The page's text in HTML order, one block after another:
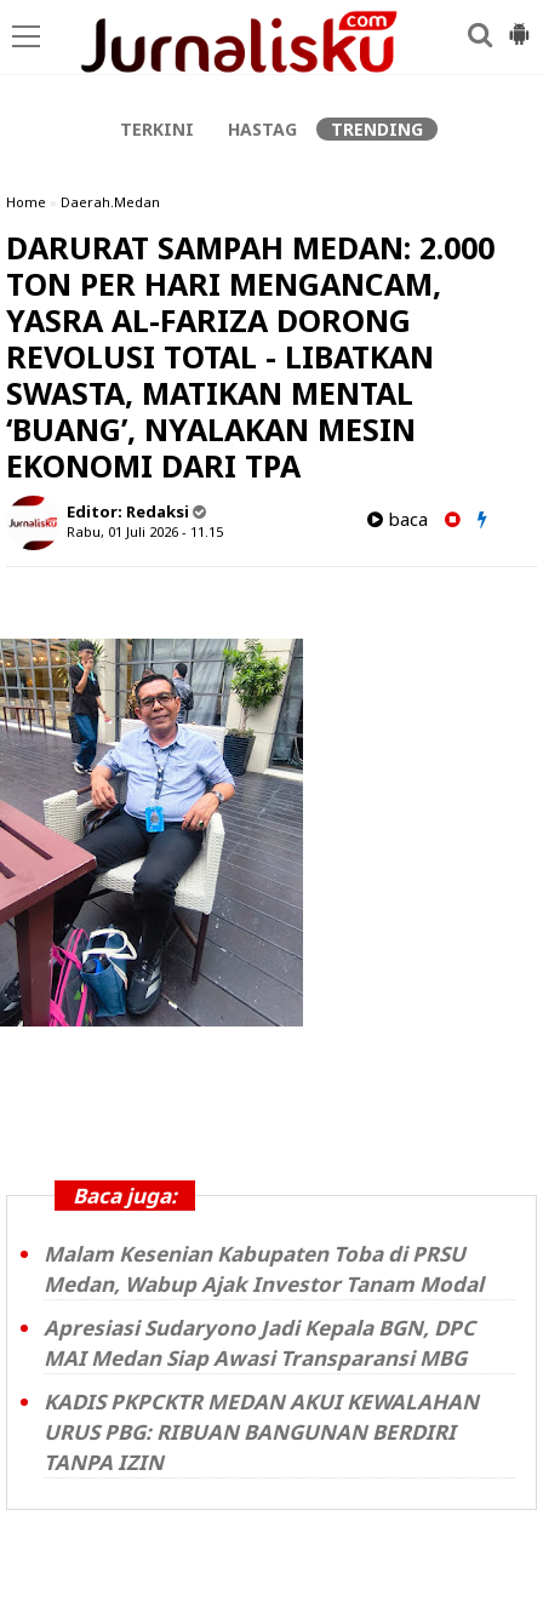
TERKINI HASTAG TRENDING
Home » Daerah.Medan
DARURAT SAMPAH MEDAN: 2.000
TON PER HARI MENGANCAM,
YASRA AL-FARIZA DORONG
REVOLUSI TOTAL - LIBATKAN
SWASTA, MATIKAN MENTAL
‘BUANG’, NYALAKAN MESIN
EKONOMI DARI TPA
Editor: Redaksi
Rabu, 01 Juli 2026 - 11.15
baca
Baca juga:
Malam Kesenian Kabupaten Toba di PRSU
Medan, Wabup Ajak Investor Tanam Modal
Apresiasi Sudaryono Jadi Kepala BGN, DPC
MAI Medan Siap Awasi Transparansi MBG
KADIS PKPCKTR MEDAN AKUI KEWALAHAN
URUS PBG: RIBUAN BANGUNAN BERDIRI
TANPA IZIN